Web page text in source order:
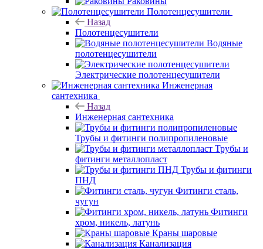
Полотенцесушители
Назад
Полотенцесушители
Водяные
полотенцесушители
Электрические полотенцесушители
Инженерная
сантехника
Назад
Инженерная сантехника
Трубы и фитинги полипропиленовые
Трубы и
фитинги металлопласт
Трубы и фитинги
ПНД
Фитинги сталь,
чугун
Фитинги
хром, никель, латунь
Краны шаровые
Канализация